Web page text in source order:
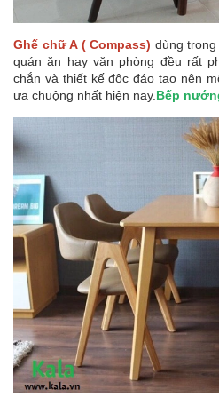
Ghế chữ A ( Compass) dùng
quán ăn hay văn phòng đều rất
chắn và thiết kế độc đáo tạo nên
ưa chuộng nhất hiện nay. Bếp